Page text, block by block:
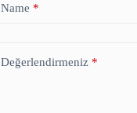
Name *
Değerlendirmeniz *